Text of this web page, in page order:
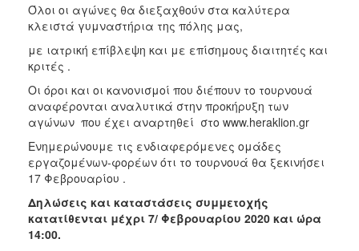
Όλοι οι αγώνες θα διεξαχθούν στα καλύτερα
κλειστά γυμναστήρια της πόλης μας,
με ιατρική επίβλεψη και με επίσημους διαιτητές και
κριτές .
Οι όροι και οι κανονισμοί που διέπουν το τουρνουά
αναφέρονται αναλυτικά στην προκήρυξη των
αγώνων που έχει αναρτηθεί στο www.heraklion.gr
Ενημερώνουμε τις ενδιαφερόμενες ομάδες
εργαζομένων-φορέων ότι το τουρνουά θα ξεκινήσει
17 Φεβρουαρίου .
Δηλώσεις και καταστάσεις συμμετοχής
κατατίθενται μέχρι 7/ Φεβρουαρίου 2020 και ώρα
14:00.